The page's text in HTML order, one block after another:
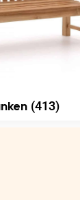
(413)